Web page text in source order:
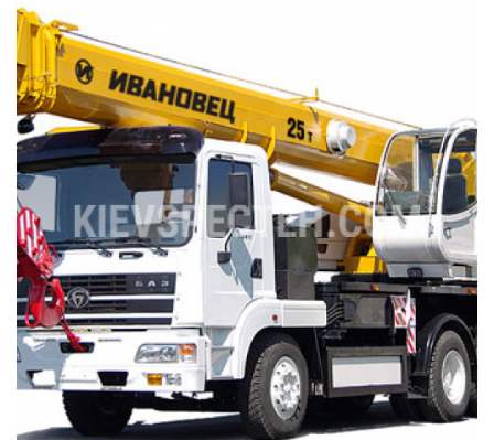
+38 (097) 746-67-04 ЗАДАТИ ПИТАННЯ
ru ua